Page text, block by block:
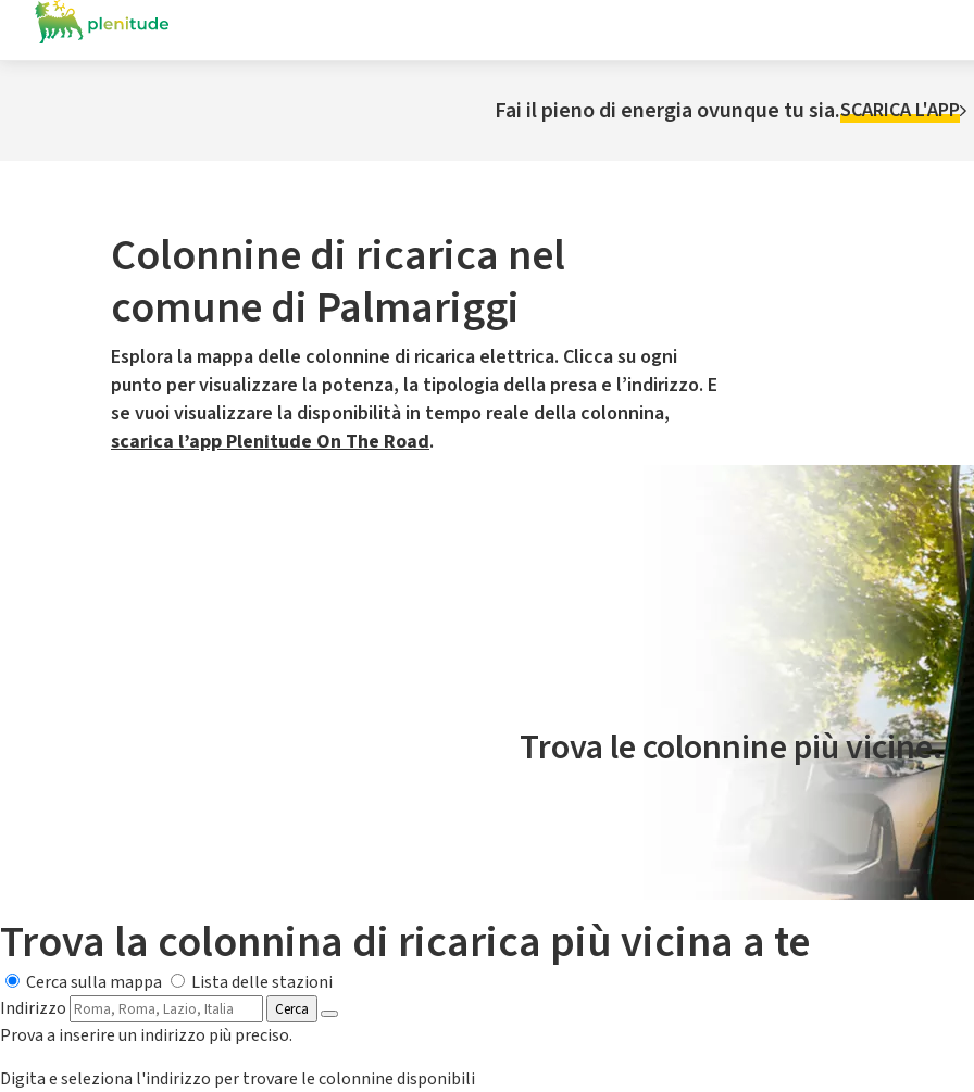
Fai il pieno di energia ovunque tu sia.SCARICA L'APP
Colonnine di ricarica nel
comune di Palmariggi
Esplora la mappa delle colonnine di ricarica elettrica. Clicca su ogni
punto per visualizzare la potenza, la tipologia della presa e l’indirizzo. E
se vuoi visualizzare la disponibilità in tempo reale della colonnina,
scarica l’app Plenitude On The Road.
Il servizio di mobilità elettrica è gestito da Plenitude On The Road
Trova le colonnine più vicine.
Trova la colonnina di ricarica più vicina a te
Cerca sulla mappa
Lista delle stazioni
Indirizzo
Cerca
Prova a inserire un indirizzo più preciso.
Digita e seleziona l'indirizzo per trovare le colonnine disponibili